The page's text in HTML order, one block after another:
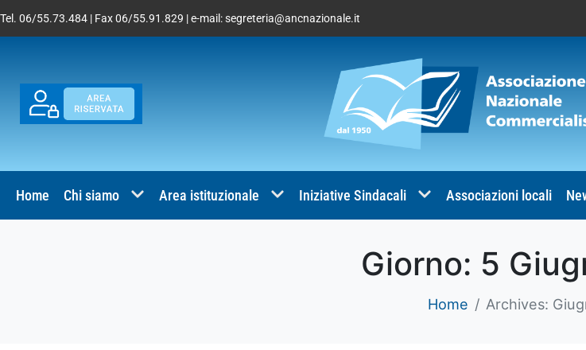
Tel. 06/55.73.484 | Fax 06/55.91.829 | e-mail:segreteria@ancnazionale.it
Home Chi siamo Area istituzionale Iniziative Sindacali Associazioni locali
Giorno: 5
Home Archives: